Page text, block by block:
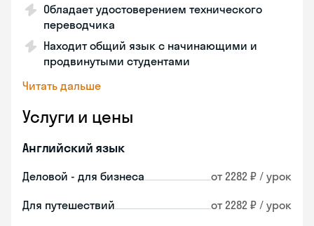
Обладает удостоверением технического
переводчика
Находит общий язык с начинающими и
продвинутыми студентами
Читать дальше
Услуги и цены
Английский язык
Деловой - для бизнеса от 2282 ₽ / урок
Для путешествий от 2282 ₽ / урок